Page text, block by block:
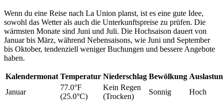
Wenn du eine Reise nach La Union planst, ist es eine gute Idee,
sowohl das Wetter als auch die Unterkunftspreise zu prüfen. Die
wärmsten Monate sind Juni und Juli. Die Hochsaison dauert von
Januar bis März, während Nebensaisons, wie Juni und September
bis Oktober, tendenziell weniger Buchungen und bessere Angebote
haben.
Kalendermonat Temperatur Niederschlag Bewölkung
Januar
77.0°F
(25.0°C)
Kein Regen
(Trocken)
Sonnig Hoch